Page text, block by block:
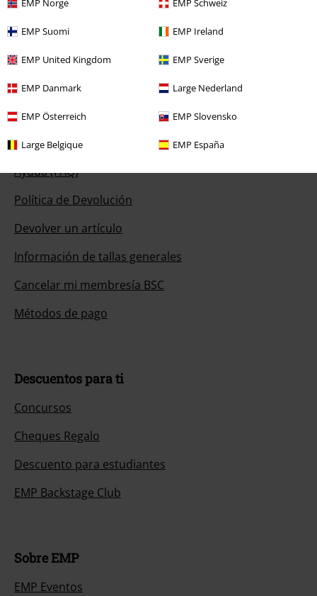
EMP Norge EMP Schweiz
EMP Suomi EMP Ireland
EMP United Kingdom EMP Sverige
EMP Danmark Large Nederland
EMP Österreich EMP Slovensko
Large Belgique EMP España
Disponibilidad: Lunes desde las 09:00 hasta las 17:00.
Servicio Atención al Cliente
Ayuda (FAQ)
Política de Devolución
Devolver un artículo
Información de tallas generales
Cancelar mi membresía BSC
Métodos de pago
Descuentos para ti
Concursos
Cheques Regalo
Descuento para estudiantes
EMP Backstage Club
Sobre EMP
EMP Eventos